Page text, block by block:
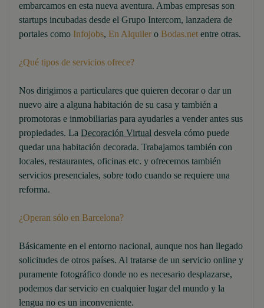
embarcamos en esta nueva aventura. Ambas empresas son
startups incubadas desde el Grupo Intercom, lanzadera de
portales como Infojobs, En Alquiler o Bodas.net entre otras.
¿Qué tipos de servicios ofrece?
Nos dirigimos a particulares que quieren decorar o dar un
nuevo aire a alguna habitación de su casa y también a
promotoras e inmobiliarias para ayudarles a vender antes sus
propiedades. La Decoración Virtual desvela cómo puede
quedar una habitación decorada. Trabajamos también con
locales, restaurantes, oficinas etc. y ofrecemos también
servicios presenciales, sobre todo cuando se requiere una
reforma.
¿Operan sólo en Barcelona?
Básicamente en el entorno nacional, aunque nos han llegado
solicitudes de otros países. Al tratarse de un servicio online y
puramente fotográfico donde no es necesario desplazarse,
podemos dar servicio en cualquier lugar del mundo y la
lengua no es un inconveniente.